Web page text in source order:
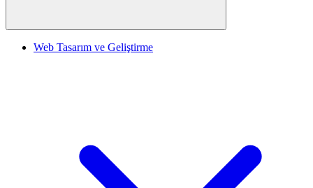
Web Tasarım ve Geliştirme